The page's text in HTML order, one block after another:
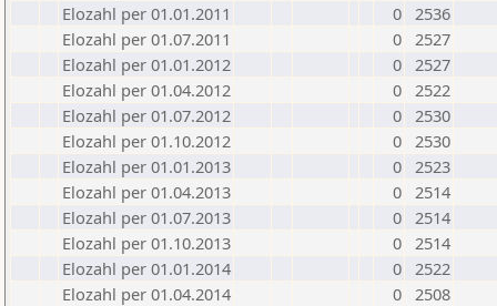
Elozahl per 01.01.2011
0 2536
Elozahl per 01.07.2011
0 2527
Elozahl per 01.01.2012
0 2527
Elozahl per 01.04.2012
0 2522
Elozahl per 01.07.2012
0 2530
Elozahl per 01.10.2012
0 2530
Elozahl per 01.01.2013
0 2523
Elozahl per 01.04.2013
0 2514
Elozahl per 01.07.2013
0 2514
Elozahl per 01.10.2013
0 2514
Elozahl per 01.01.2014
0 2522
Elozahl per 01.04.2014
0 2508